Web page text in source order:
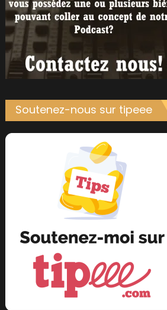
Soutenez-nous sur tipeee